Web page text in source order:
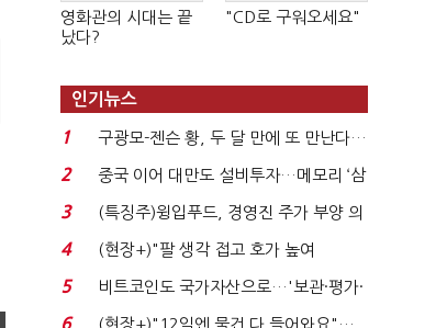
영화관의 시대는 끝
났다?
"CD로 구워오세요"
인기뉴스
1
구광모-젠슨 황, 두 달 만에 또 만난다…
로봇·AI 등 논...
2
중국 이어 대만도 설비투자…메모리 ‘삼
국전쟁’
3
(특징주)윙입푸드, 경영진 주가 부양 의
지에 상한가...
4
(현장+)"팔 생각 접고 호가 높여
요"…'덜 똘똘한 한 채' 20...
5
비트코인도 국가자산으로…'보관·평가·
처분' 기준은 ...
6 (현장+)"12일엔 물건 다 들어와요"…